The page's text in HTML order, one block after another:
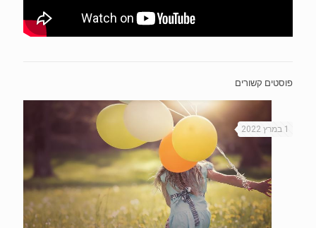
פוסטים קשורים
1 במרץ 2022